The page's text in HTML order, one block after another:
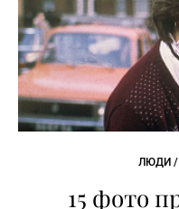
ЛЮДИ /
15 фото